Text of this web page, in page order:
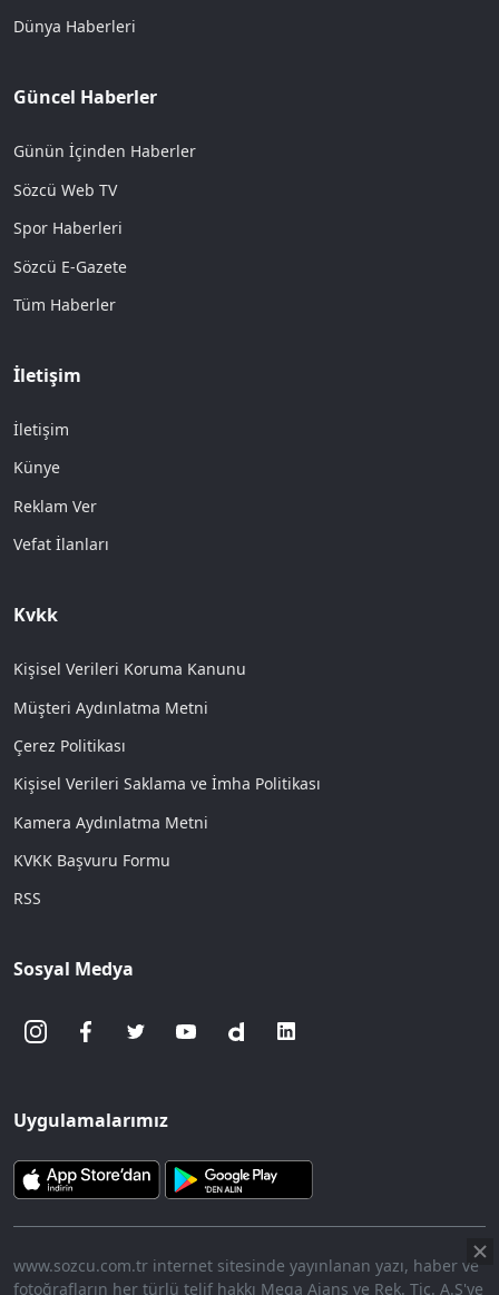
Dünya Haberleri
Güncel Haberler
Günün İçinden Haberler
Sözcü Web TV
Spor Haberleri
Sözcü E-Gazete
Tüm Haberler
İletişim
İletişim
Künye
Reklam Ver
Vefat İlanları
Kvkk
Kişisel Verileri Koruma Kanunu
Müşteri Aydınlatma Metni
Çerez Politikası
Kişisel Verileri Saklama ve İmha Politikası
Kamera Aydınlatma Metni
KVKK Başvuru Formu
RSS
Sosyal Medya
Uygulamalarımız
www.sozcu.com.tr internet sitesinde yayınlanan yazı, haber ve
fotoğrafların her türlü telif hakkı Mega Ajans ve Rek. Tic. A.Ş'ye